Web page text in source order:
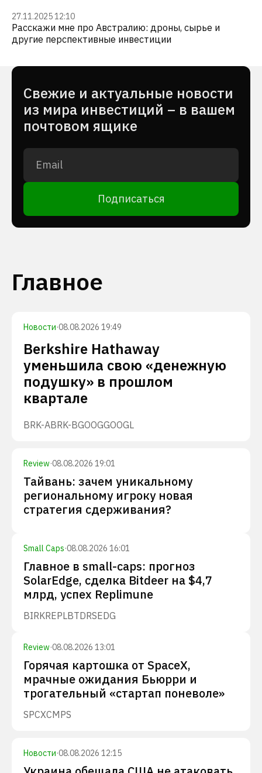
27.11.2025 12:10
Расскажи мне про Австралию: дроны, сырье и
другие перспективные инвестиции
Cвежие и актуальные новости
из мира инвестиций – в вашем
почтовом ящике
Подписаться
Главное
Новости·08.08.2026 19:49
Berkshire Hathaway
уменьшила свою «денежную
подушку» в прошлом
квартале
BRK-ABRK-BGOOGGOOGL
Review·08.08.2026 19:01
Тайвань: зачем уникальному
региональному игроку новая
стратегия сдерживания?
Small Caps·08.08.2026 16:01
Главное в small-caps: прогноз
SolarEdge, сделка Bitdeer на $4,7
млрд, успех Replimune
BIRKREPLBTDRSEDG
Review·08.08.2026 13:01
Горячая картошка от SpaceX,
мрачные ожидания Бьюрри и
трогательный «стартап поневоле»
SPCXCMPS
Новости·08.08.2026 12:15